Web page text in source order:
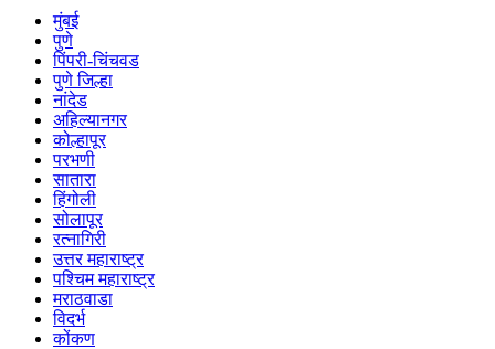
मुंबई
पुणे
पिंपरी-चिंचवड
पुणे जिल्हा
नांदेड
अहिल्यानगर
कोल्हापूर
परभणी
सातारा
हिंगोली
सोलापूर
रत्नागिरी
उत्तर महाराष्ट्र
पश्चिम महाराष्ट्र
मराठवाडा
विदर्भ
कोंकण